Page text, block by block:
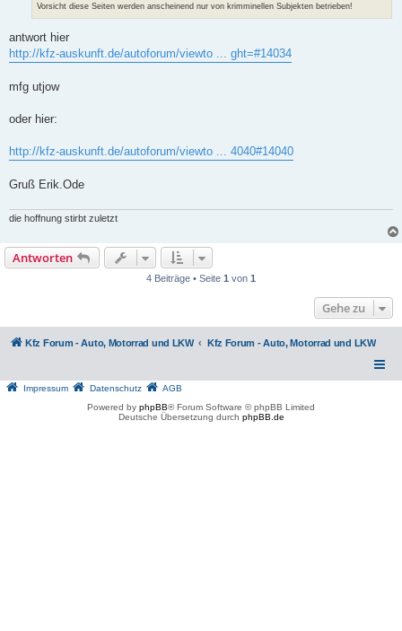
Vorsicht diese Seiten werden anscheinend nur von krimminellen Subjekten betrieben!
antwort hier
http://kfz-auskunft.de/autoforum/viewto ... ght=#14034
mfg utjow
oder hier:
http://kfz-auskunft.de/autoforum/viewto ... 4040#14040
Gruß Erik.Ode
die hoffnung stirbt zuletzt
Antworten
4 Beiträge • Seite 1 von 1
Gehe zu
Kfz Forum - Auto, Motorrad und LKW Kfz Forum - Auto, Motorrad und LKW
Impressum Datenschutz
AGB
Powered by phpBB® Forum Software © phpBB Limited
Deutsche Übersetzung durch phpBB.de